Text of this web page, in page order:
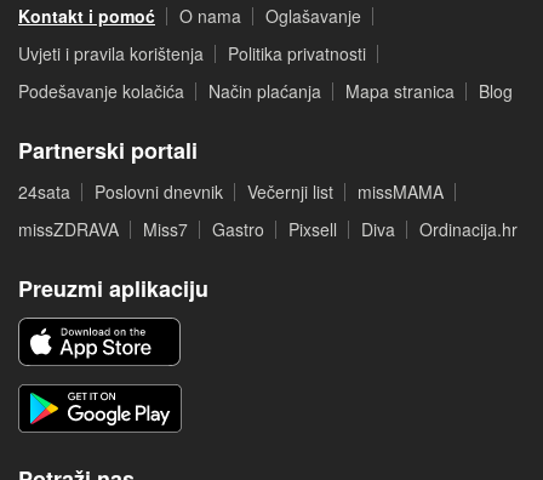
Kontakt i pomoć O nama
Oglašavanje
Uvjeti i pravila korištenja
Politika privatnosti
Podešavanje kolačića
Način plaćanja Mapa stranica Blog
Partnerski portali
24sata Poslovni dnevnik Večernji list
missMAMA
missZDRAVA
Miss7 Gastro Pixsell Diva Ordinacija.hr
Preuzmi aplikaciju